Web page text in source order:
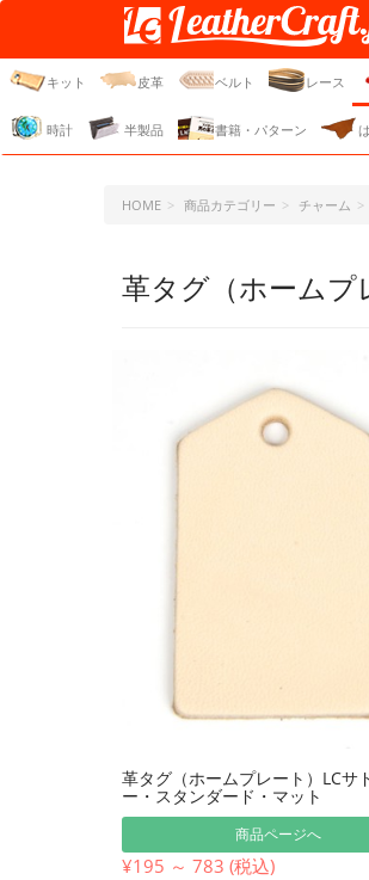
レザークラフト・ドット
ジェーピー
キット 皮革 ベルト レース
時計 半製品 書籍・パターン
HOME 商品カテゴリー チャーム
革タグ（ホームプ
革タグ（ホームプレート）LCサ
ー・スタンダード・マット
商品ページへ
¥195 ～ 783 (税込)